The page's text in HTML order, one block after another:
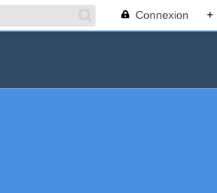
Connexion +